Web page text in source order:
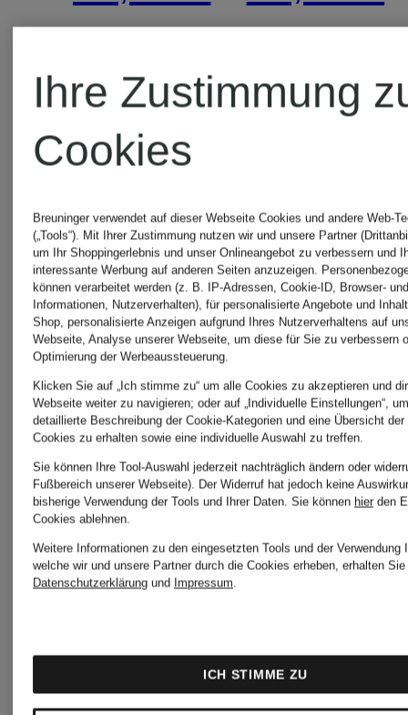
FIT
FIT
+Aktionsrabatt
Mix &
Match
Calvin
Bandeau-
Calvin
Klein
up-BH
Ihre Zustimmung
Cookies
Breuninger verwendet auf dieser Webseite Cookies und andere Web-
(„Tools“). Mit Ihrer Zustimmung nutzen wir und unsere Partner
um Ihr Shoppingerlebnis und unser Onlineangebot zu verbessern und
interessante Werbung auf anderen Seiten anzuzeigen.
können verarbeitet werden (z. B. IP-Adressen, Cookie-ID, Browser-
Informationen, Nutzerverhalten), für personalisierte Angebote und
Shop, personalisierte Anzeigen aufgrund Ihres Nutzerverhaltens auf
Webseite, Analyse unserer Webseite, um diese für Sie zu verbessern
Optimierung der Werbeaussteuerung.
Klicken Sie auf „Ich stimme zu“ um alle Cookies zu akzeptieren und
Webseite weiter zu navigieren; oder auf „Individuelle Einstellungen“,
detaillierte Beschreibung der Cookie-Kategorien und eine Übersicht
Cookies zu erhalten sowie eine individuelle Auswahl zu treffen.
Sie können Ihre Tool-Auswahl jederzeit nachträglich ändern oder
Fußbereich unserer Webseite). Der Widerruf hat jedoch keine
bisherige Verwendung der Tools und Ihrer Daten. Sie können hier den
Cookies ablehnen.
Weitere Informationen zu den eingesetzten Tools und der Verwendung
welche wir und unsere Partner durch die Cookies erheben, erhalten
Datenschutzerklärung und Impressum.
ICH STIMME ZU